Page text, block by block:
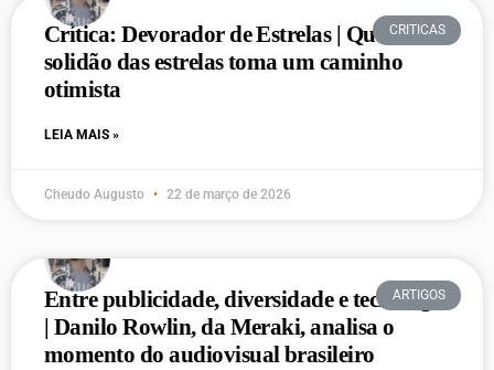
CRITICAS
Crítica: Devorador de Estrelas | Quando a
solidão das estrelas toma um caminho
otimista
LEIA MAIS »
Cheudo Augusto 22 de março de 2026
ARTIGOS
Entre publicidade, diversidade e tecnologia
| Danilo Rowlin, da Meraki, analisa o
momento do audiovisual brasileiro